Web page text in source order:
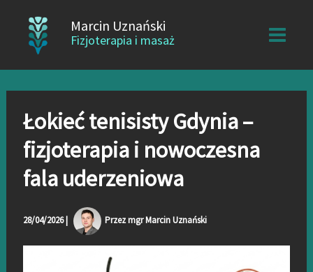
Marcin Uznański
Fizjoterapia i masaż
Łokieć tenisisty Gdynia –
fizjoterapia i nowoczesna
fala uderzeniowa
28/04/2026| Przezmgr Marcin Uznański